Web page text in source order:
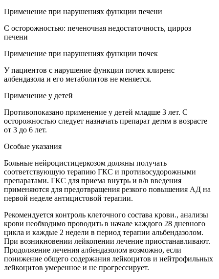
Применение при нарушениях функции печени
С осторожностью: печеночная недостаточность, цирроз
печени
Применение при нарушениях функции почек
У пациентов с нарушение функции почек клиренс
албендазола и его метаболитов не меняется.
Применение у детей
Противопоказано применение у детей младше 3 лет. С
осторожностью следует назначать препарат детям в возрасте
от 3 до 6 лет.
Особые указания
Больные нейроцистицеркозом должны получать
соответствующую терапию ГКС и противосудорожными
препаратами. ГКС для приема внутрь и в/в введения
применяются для предотвращения резкого повышения АД на
первой неделе антицистовой терапии.
Рекомендуется контроль клеточного состава крови., анализы
крови необходимо проводить в начале каждого 28 дневного
цикла и каждые 2 недели в период терапии альбендазолом.
При возникновении лейкопении лечение приостанавливают.
Продолжение лечения албендазолом возможно, если
понижение общего содержания лейкоцитов и нейтрофильных
лейкоцитов умеренное и не прогрессирует.